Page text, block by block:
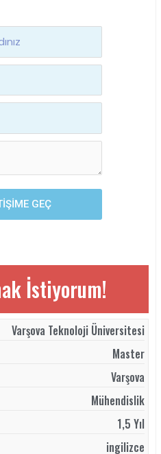
GEÇ
İstiyorum!
Varşova Teknoloji Üniversitesi
Master
Varşova
Mühendislik
1,5 Yıl
ingilizce